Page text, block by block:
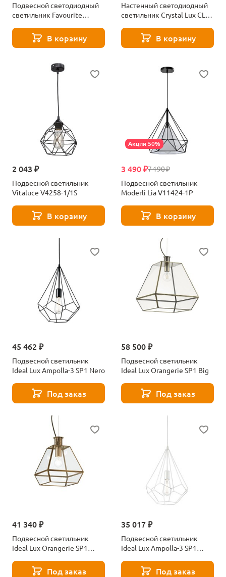
Подвесной светодиодный
светильник Favourite
В корзину
Настенный светодиодный
светильник Crystal Lux CLT
В корзину
2 043 ₽
Подвесной светильник
Vitaluce V4258-1/1S
В корзину
Акция 50%
7 190 ₽
3 490 ₽
Подвесной светильник
Moderli Lia V11424-1P
В корзину
45 462 ₽
Подвесной светильник
Ideal Lux Ampolla-3 SP1 Nero
Под заказ
58 500 ₽
Подвесной светильник
Ideal Lux Orangerie SP1 Big
Под заказ
41 340 ₽
Подвесной светильник
Ideal Lux Orangerie SP1
Под заказ
35 017 ₽
Подвесной светильник
Ideal Lux Ampolla-3 SP1
Под заказ